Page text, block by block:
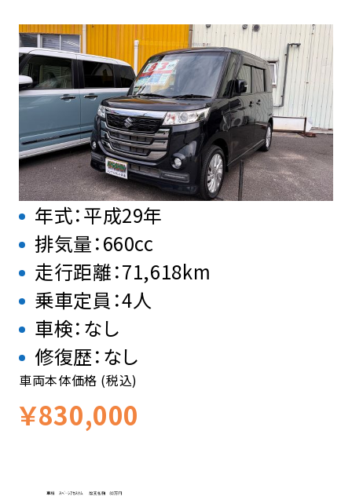
車両本体価格 (税込)
￥830,000
年式：平成29年
排気量：660cc
走行距離：71,618km
乗車定員：4人
車検：なし
修復歴：なし